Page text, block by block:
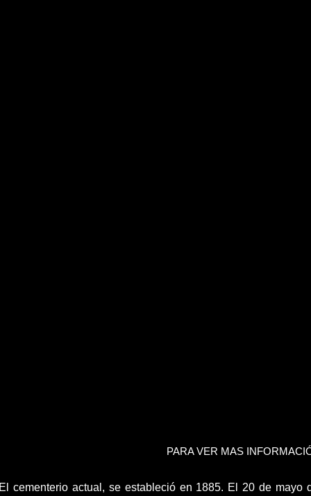
PARA VER MAS
cementerio actual, se estableció en 1885. El 20 de